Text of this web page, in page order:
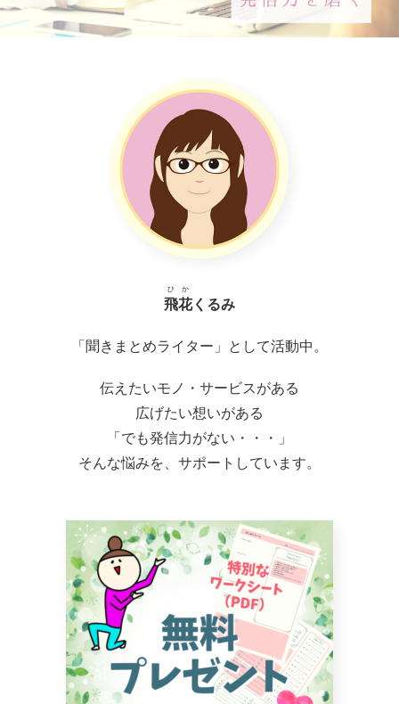
飛花
ひか
くるみ
「聞きまとめライター」として活動中。
伝えたいモノ・サービスがある
広げたい想いがある
「でも発信力がない・・・」
そんな悩みを、サポートしています。